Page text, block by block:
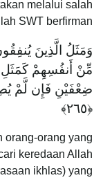
melalui salah
SWT berfirman:
وَمَثَلُ الَّذِينَ
مِّنْ أَنفُسِهِمْ كَمَثَلِ
ضِعْفَيْنِ فَإِن لَّمْ
orang-orang yang
keredaan Allah
ikhlas) yang